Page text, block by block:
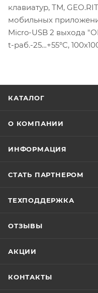
клавиатур, ТМ,
мобильных
Micro-USB 2 выхода
t-раб.-25…+55°C,
КАТАЛОГ
О КОМПАНИИ
ИНФОРМАЦИЯ
СТАТЬ ПАРТНЕРОМ
ТЕХПОДДЕРЖКА
ОТЗЫВЫ
АКЦИИ
КОНТАКТЫ